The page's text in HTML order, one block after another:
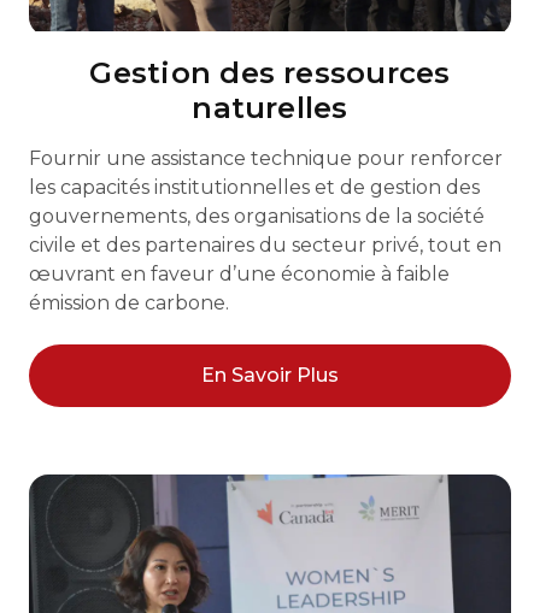
Gestion des ressources
naturelles
Fournir une assistance technique pour renforcer
les capacités institutionnelles et de gestion des
gouvernements, des organisations de la société
civile et des partenaires du secteur privé, tout en
œuvrant en faveur d’une économie à faible
émission de carbone.
En Savoir Plus